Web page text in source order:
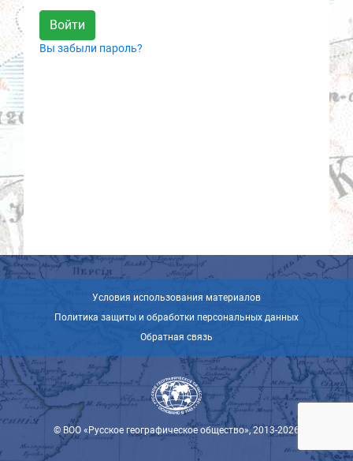
Контакты
Партнеры
Вы забыли пароль?
Условия использования материалов
Политика защиты и обработки персональных данных
Обратная связь
© ВОО «Русское географическое общество», 2013-2026